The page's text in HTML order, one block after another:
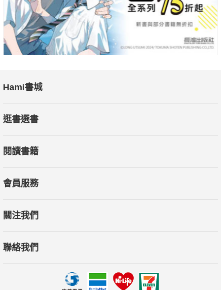
Hami書城
逛書選書
閱讀書籍
會員服務
關注我們
聯絡我們